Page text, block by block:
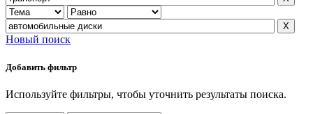
Новый поиск
Добавить фильтр
Используйте фильтры, чтобы уточнить результаты поиска.